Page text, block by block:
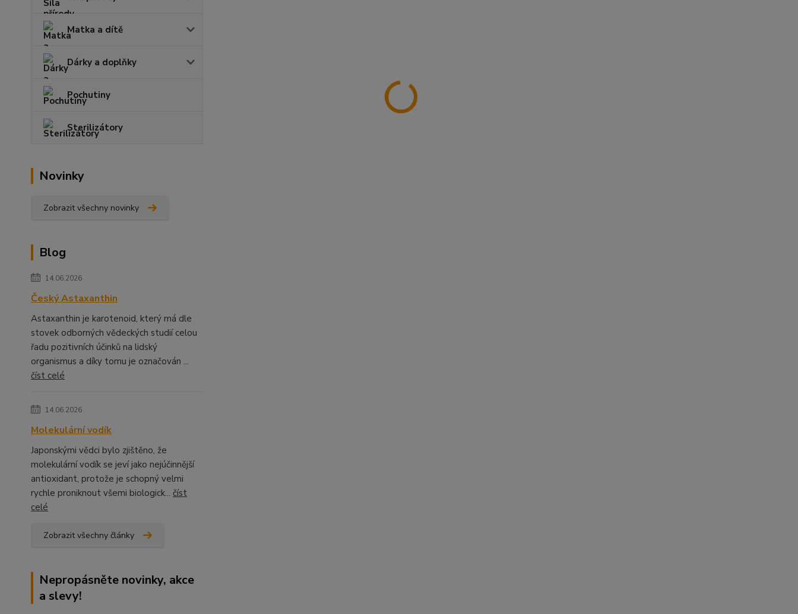
Matka a dítě
Dárky a doplňky
Pochutiny
Sterilizátory
Novinky
Zobrazit všechny novinky
Blog
14.06.2026
Český Astaxanthin
Astaxanthin je karotenoid, který má dle
stovek odborných vědeckých studií celou
řadu pozitivních účinků na lidský
organismus a díky tomu je označován ...
číst celé
14.06.2026
Molekulární vodík
Japonskými vědci bylo zjištěno, že
molekulární vodík se jeví jako nejúčinnější
antioxidant, protože je schopný velmi
rychle proniknout všemi biologick... číst
celé
Zobrazit všechny články
Nepropásněte novinky, akce
a slevy!